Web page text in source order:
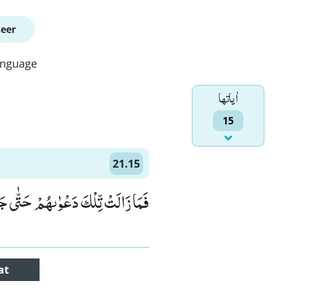
اٰياتها
15
21.15
فَمَا زَالَتْ تِّلْكَ دَعْوٰىهُمْ حَتّٰى